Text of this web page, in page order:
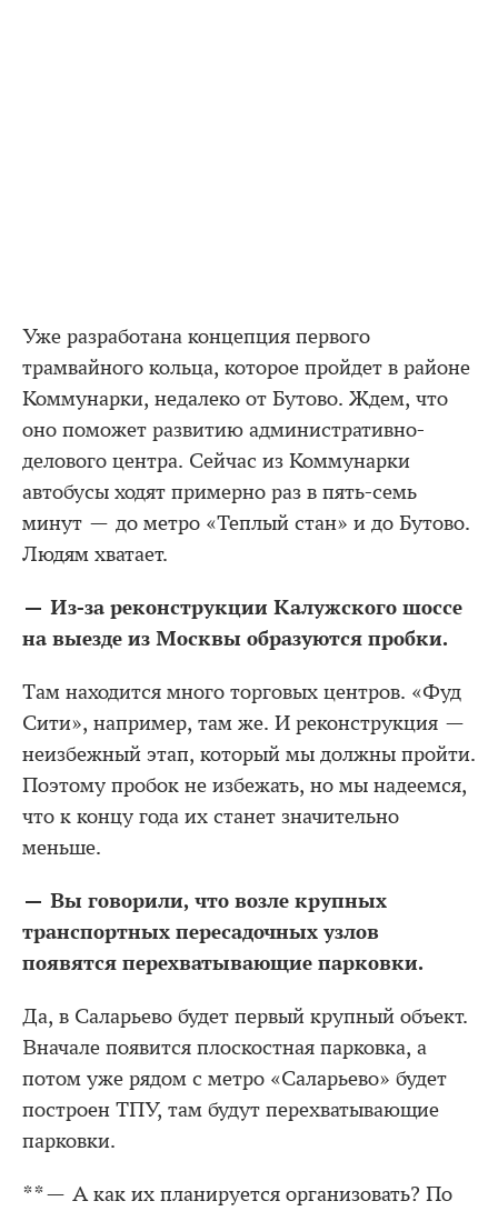
Уже разработана концепция первого
трамвайного кольца, которое пройдет в районе
Коммунарки, недалеко от Бутово. Ждем, что
оно поможет развитию административно-
делового центра. Сейчас из Коммунарки
автобусы ходят примерно раз в пять-семь
минут — до метро «Теплый стан» и до Бутово.
Людям хватает.
— Из-за реконструкции Калужского шоссе
на выезде из Москвы образуются пробки.
Там находится много торговых центров. «Фуд
Сити», например, там же. И реконструкция —
неизбежный этап, который мы должны пройти.
Поэтому пробок не избежать, но мы надеемся,
что к концу года их станет значительно
меньше.
— Вы говорили, что возле крупных
транспортных пересадочных узлов
появятся перехватывающие парковки.
Да, в Саларьево будет первый крупный объект.
Вначале появится плоскостная парковка, а
потом уже рядом с метро «Саларьево» будет
построен ТПУ, там будут перехватывающие
парковки.
**— А как их планируется организовать? По